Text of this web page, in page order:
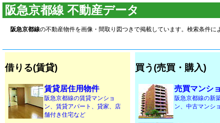
阪急京都線 不動産データ
阪急京都線の不動産物件を画像・間取り図つきで掲載しています。検索条件
借りる(賃貸)
賃貸居住用物件
阪急京都線の賃貸マンショ
ン、賃貸アパート、貸家、店
舗付き住宅など
買う(売買・購入)
売買マンシ
阪急京都線の新
ン、中古マンシ